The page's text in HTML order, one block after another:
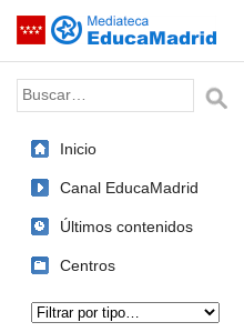
Saltar navegación
Palabra o frase:
Inicio
Canal EducaMadrid
Últimos contenidos
Centros